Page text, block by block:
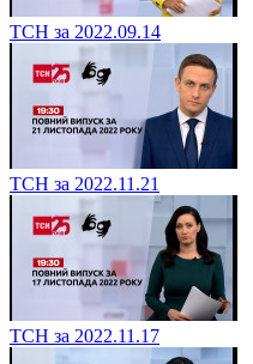
ТСН за 2022.09.14
ТСН за 2022.11.21
ТСН за 2022.11.17